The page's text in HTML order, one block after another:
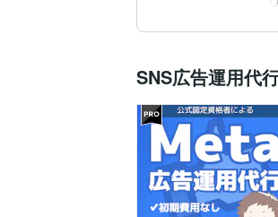
SNS広告運用代